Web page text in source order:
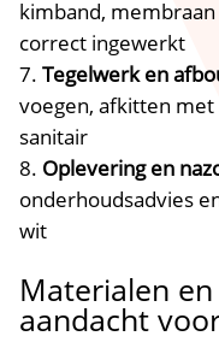
kimband,
correct ingewerkt
Tegelwerk en
voegen, afkitten
sanitair
Oplevering en
onderhoudsadvies
wit
Materialen
aandacht